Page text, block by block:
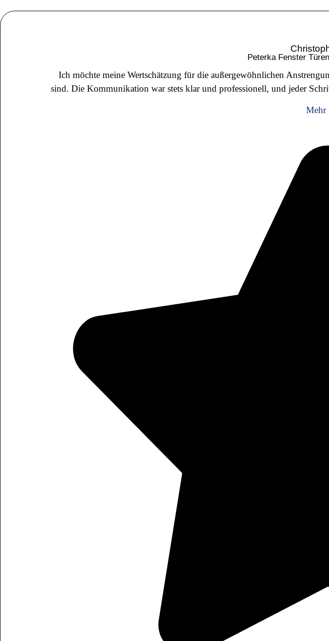
Peterka Fenster
Ich möchte meine Wertschätzung für die außergewöhnlichen
sind. Die Kommunikation war stets klar und professionell, und jeder
betreut und kann dieses
Mehr